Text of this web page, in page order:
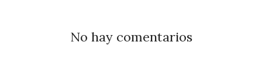
No hay comentarios